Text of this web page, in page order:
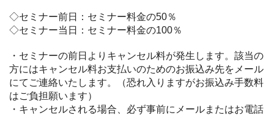
◇セミナー前日：セミナー料金の50％
◇セミナー当日：セミナー料金の100％
・セミナーの前日よりキャンセル料が発生します。該当の
方にはキャンセル料お支払いのためのお振込み先をメール
にてご連絡いたします。（恐れ入りますがお振込み手数料
はご負担願います）
・キャンセルされる場合、必ず事前にメールまたはお電話